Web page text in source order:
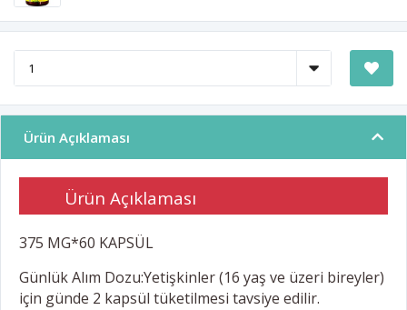
Ürün Açıklaması
Ürün Açıklaması
375 MG*60 KAPSÜL
Günlük Alım Dozu:Yetişkinler (16 yaş ve üzeri bireyler)
için günde 2 kapsül tüketilmesi tavsiye edilir.